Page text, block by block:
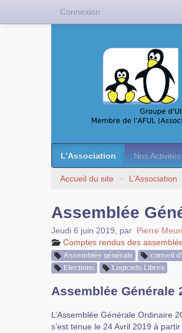
L’Association Nos Activités
Accueil du site > L’Association
Assemblée
Jeudi 6 juin 2019 par Pierre
Comptes rendus des
Assemblée générale
conseil
Elections
Logiciels Libres
Assemblée Générale
L’Assemblée Générale Ordinaire
s’est tenue le 24 Avril 2019 à
Connexion